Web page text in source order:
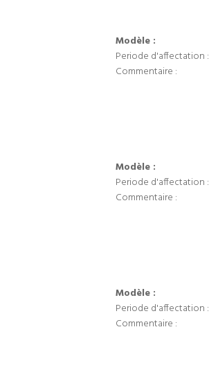
Modèle :
Periode d'affectation :
Commentaire :
Modèle :
Periode d'affectation :
Commentaire :
Modèle :
Periode d'affectation :
Commentaire :